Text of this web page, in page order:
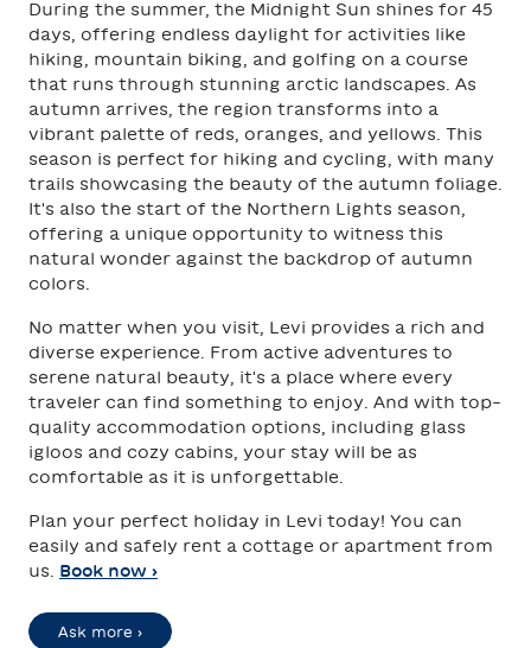
During the summer, the Midnight Sun shines for 45
days, offering endless daylight for activities like
hiking, mountain biking, and golfing on a course
that runs through stunning arctic landscapes. As
autumn arrives, the region transforms into a
vibrant palette of reds, oranges, and yellows. This
season is perfect for hiking and cycling, with many
trails showcasing the beauty of the autumn foliage.
It's also the start of the Northern Lights season,
offering a unique opportunity to witness this
natural wonder against the backdrop of autumn
colors.
No matter when you visit, Levi provides a rich and
diverse experience. From active adventures to
serene natural beauty, it's a place where every
traveler can find something to enjoy. And with top-
quality accommodation options, including glass
igloos and cozy cabins, your stay will be as
comfortable as it is unforgettable.
Plan your perfect holiday in Levi today! You can
easily and safely rent a cottage or apartment from
us. Book now ›
Ask more ›